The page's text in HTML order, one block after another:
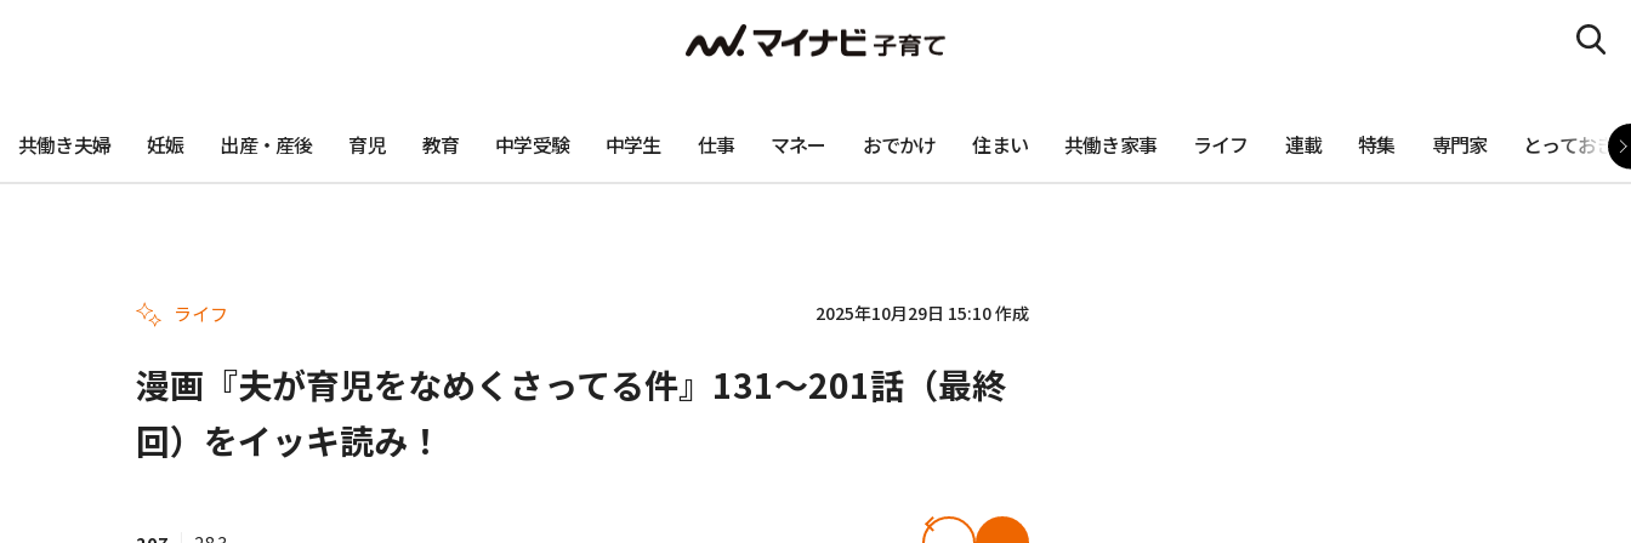
共働き夫婦 妊娠 出産・産後 育児 教育 中学受験 中学生 仕事 マネー おでかけ 住まい 共働き家事 ライフ 連載 特集 専門家 とっておき
ライフ 2025年10月29日 15:10 作成
漫画『夫が育児をなめくさってる件』131～201話（最終
回）をイッキ読み！